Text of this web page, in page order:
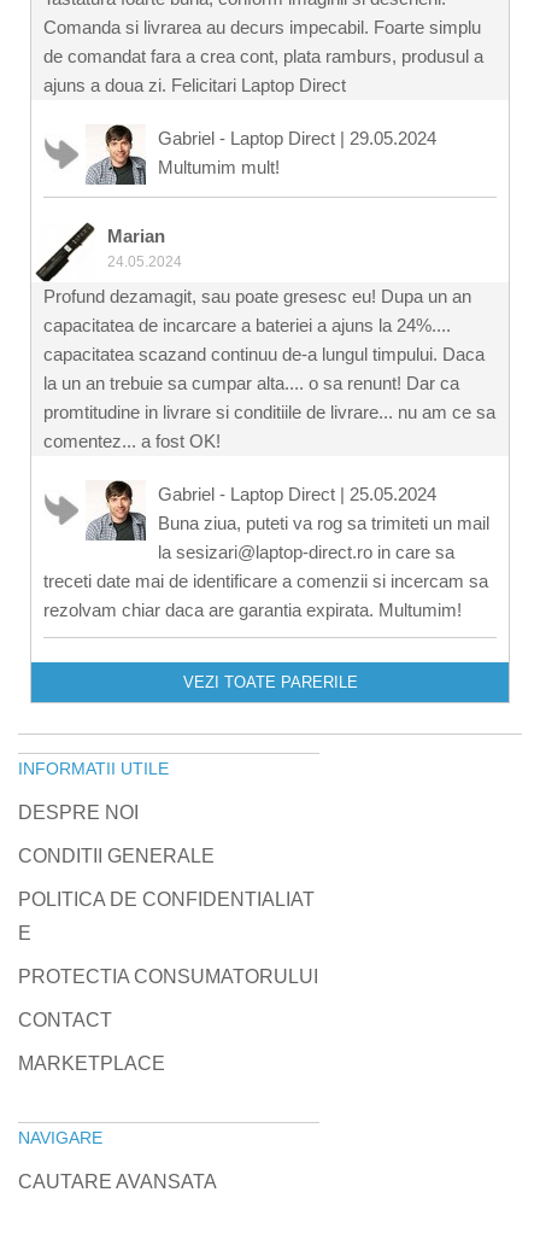
Comanda si livrarea au decurs impecabil. Foarte simplu
de comandat fara a crea cont, plata ramburs, produsul a
ajuns a doua zi. Felicitari Laptop Direct
Gabriel - Laptop Direct | 29.05.2024
Multumim mult!
Marian
24.05.2024
Profund dezamagit, sau poate gresesc eu! Dupa un an
capacitatea de incarcare a bateriei a ajuns la 24%....
capacitatea scazand continuu de-a lungul timpului. Daca
la un an trebuie sa cumpar alta.... o sa renunt! Dar ca
promtitudine in livrare si conditiile de livrare... nu am ce sa
comentez... a fost OK!
Gabriel - Laptop Direct | 25.05.2024
Buna ziua, puteti va rog sa trimiteti un mail
la sesizari@laptop-direct.ro in care sa
treceti date mai de identificare a comenzii si incercam sa
rezolvam chiar daca are garantia expirata. Multumim!
VEZI TOATE PARERILE
INFORMATII UTILE
DESPRE NOI
CONDITII GENERALE
POLITICA DE CONFIDENTIALIAT
E
PROTECTIA CONSUMATORULUI
CONTACT
MARKETPLACE
NAVIGARE
CAUTARE AVANSATA